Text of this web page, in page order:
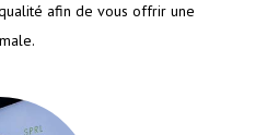
afin de vous offrir une